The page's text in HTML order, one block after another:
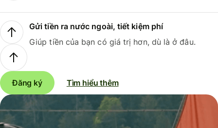
Gửi tiền ra nước ngoài, tiết kiệm phí
Giúp tiền của bạn có giá trị hơn, dù là ở đâu.
Đăng ký Tìm hiểu thêm